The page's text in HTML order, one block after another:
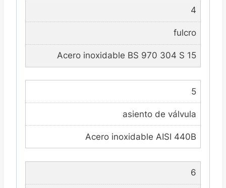
4
fulcro
Acero inoxidable BS 970 304 S 15
5
asiento de válvula
Acero inoxidable AISI 440B
6